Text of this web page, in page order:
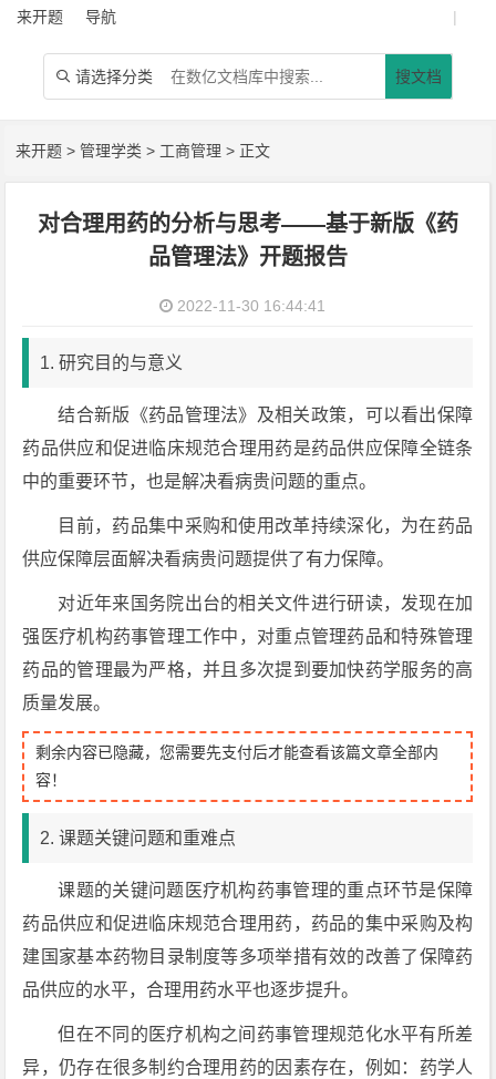
来开题 导航 |
 请选择分类 搜文档
来开题 >管理学类 > 工商管理 > 正文
对合理用药的分析与思考——基于新版《药
品管理法》开题报告
2022-11-30 16:44:41
1. 研究目的与意义
结合新版《药品管理法》及相关政策，可以看出保障
药品供应和促进临床规范合理用药是药品供应保障全链条
中的重要环节，也是解决看病贵问题的重点。
目前，药品集中采购和使用改革持续深化，为在药品
供应保障层面解决看病贵问题提供了有力保障。
对近年来国务院出台的相关文件进行研读，发现在加
强医疗机构药事管理工作中，对重点管理药品和特殊管理
药品的管理最为严格，并且多次提到要加快药学服务的高
质量发展。
剩余内容已隐藏，您需要先支付后才能查看该篇文章全部内
容！
2. 课题关键问题和重难点
课题的关键问题医疗机构药事管理的重点环节是保障
药品供应和促进临床规范合理用药，药品的集中采购及构
建国家基本药物目录制度等多项举措有效的改善了保障药
品供应的水平，合理用药水平也逐步提升。
但在不同的医疗机构之间药事管理规范化水平有所差
异，仍存在很多制约合理用药的因素存在，例如：药学人